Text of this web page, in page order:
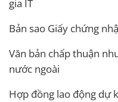
gia IT
Bản sao Giấy chứng
Văn bản chấp thuận
nước ngoài
Hợp đồng lao động dự